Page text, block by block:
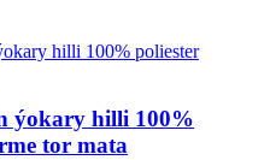
ýokary hilli 100%
tor mata